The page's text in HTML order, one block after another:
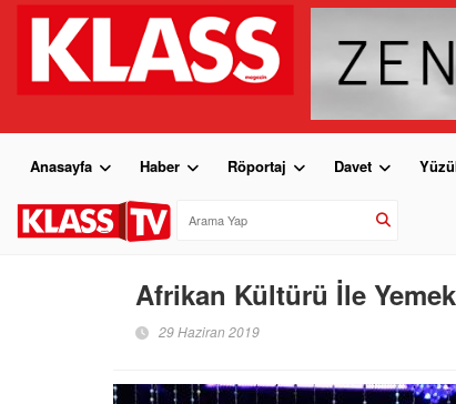
Anasayfa Haber Röportaj Davet
Afrikan Kültürü İle
29 Haziran 2019